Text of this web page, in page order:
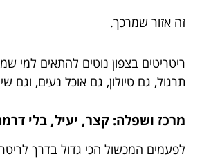
זה אזור שמרכך.
ריטריטים בצפון נוטים להתאים למי
תרגול, גם טיולון, גם אוכל נעים, וגם
מרכז ושפלה: קצר, יעיל, בלי
לפעמים המכשול הכי גדול בדרך